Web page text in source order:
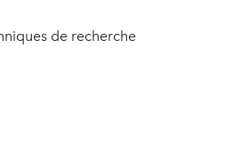
de recherche